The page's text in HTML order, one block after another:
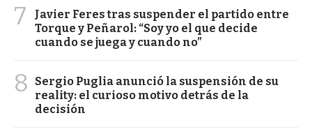
7
Javier Feres tras suspender el partido entre
Torque y Peñarol: “Soy yo el que decide
cuando se juega y cuando no”
8
Sergio Puglia anunció la suspensión de su
reality: el curioso motivo detrás de la
decisión